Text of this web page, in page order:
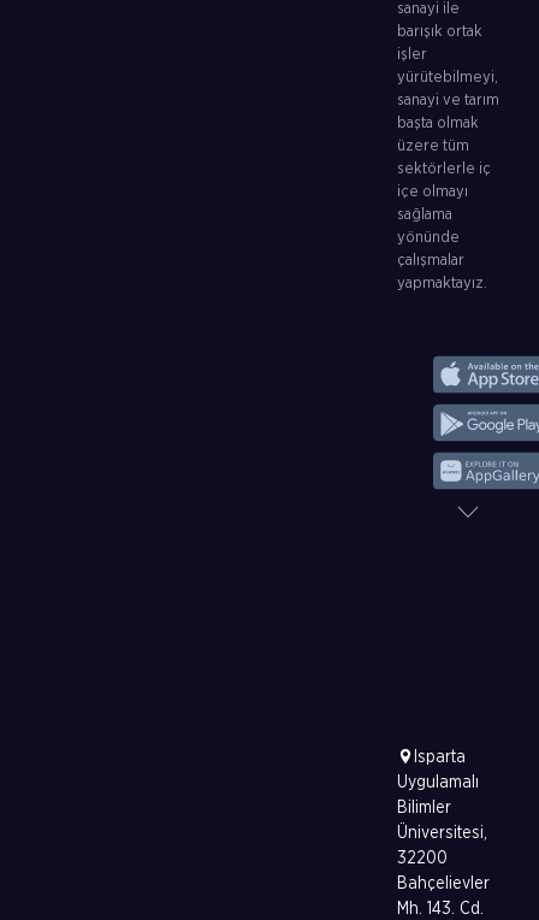
sanayi ile
barışık ortak
işler
yürütebilmeyi,
sanayi ve tarım
başta olmak
üzere tüm
sektörlerle iç
içe olmayı
sağlama
yönünde
çalışmalar
yapmaktayız.
Isparta
Uygulamalı
Bilimler
Üniversitesi,
32200
Bahçelievler
Mh. 143. Cd.